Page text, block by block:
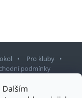
Pro kluby
podmínky